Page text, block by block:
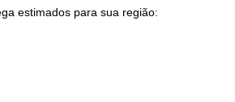
estimados para sua região: